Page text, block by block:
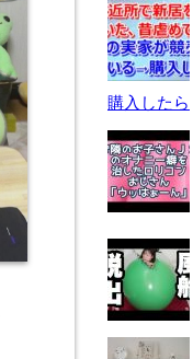
購入したら